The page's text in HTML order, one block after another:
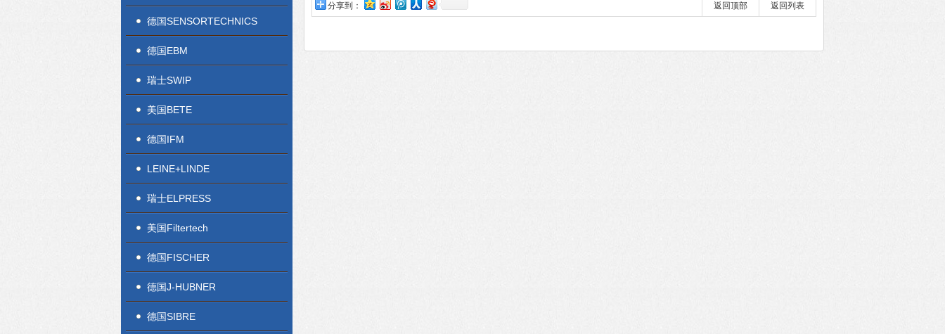
德国SENSORTECHNICS
德国EBM
瑞士SWIP
美国BETE
德国IFM
LEINE+LINDE
瑞士ELPRESS
美国Filtertech
德国FISCHER
德国J-HUBNER
德国SIBRE
分享到： 返回列表
返回顶部